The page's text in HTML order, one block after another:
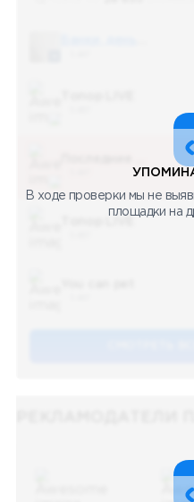
В ходе проверки мы не
площадки на